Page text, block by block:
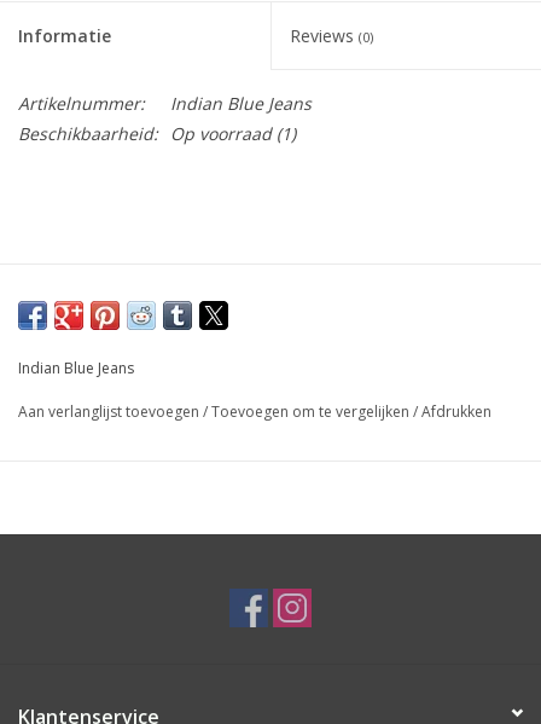
Informatie Reviews (0)
Artikelnummer:
Indian Blue Jeans
Beschikbaarheid:
Op voorraad(1)
Indian Blue Jeans
Aan verlanglijst toevoegen /Toevoegen om te vergelijken /Afdrukken
Klantenservice